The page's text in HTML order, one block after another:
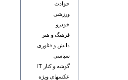
حوادث
ورزشی
خودرو
فرهنگ و هنر
دانش و فناوری
سياسی
گوشه و کنار IT
عکسهای ويژه